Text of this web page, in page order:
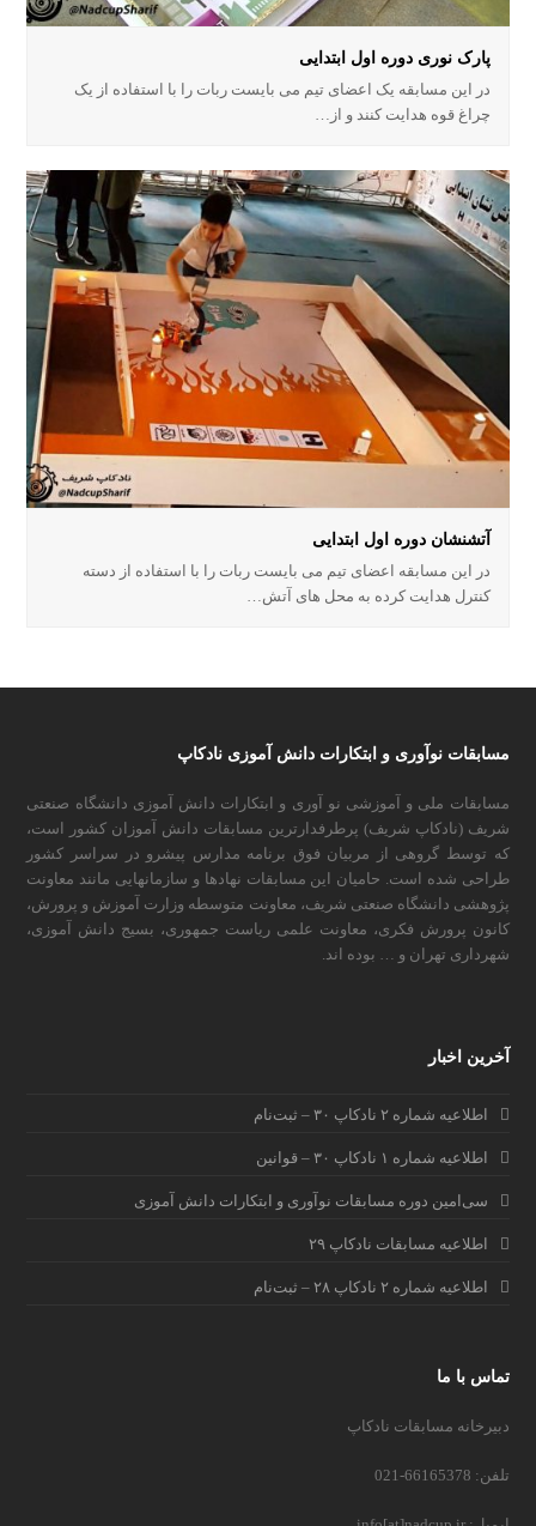
پارک نوری دوره اول ابتدایی
در این مسابقه یک اعضای تیم می بایست ربات را با استفاده از یک
چراغ قوه هدایت کنند و از…
آتشنشان دوره اول ابتدایی
در این مسابقه اعضای تیم می بایست ربات را با استفاده از دسته
کنترل هدایت کرده به محل های آتش…
مسابقات نوآوری و ابتکارات دانش آموزی نادکاپ
مسابقات ملی و آموزشی نو آوری و ابتکارات دانش آموزی دانشگاه صنعتی
شریف (نادکاپ شریف) پرطرفدارترین مسابقات دانش آموزان کشور است،
که توسط گروهی از مربیان فوق برنامه مدارس پیشرو در سراسر کشور
طراحی شده است. حامیان این مسابقات نهادها و سازمانهایی مانند معاونت
پژوهشی دانشگاه صنعتی شریف، معاونت متوسطه وزارت آموزش و پرورش،
کانون پرورش فکری، معاونت علمی ریاست جمهوری، بسیج دانش آموزی،
شهرداری تهران و … بوده اند.
آخرین اخبار
اطلاعیه شماره ۲ نادکاپ ۳۰ – ثبت‌نام
اطلاعیه شماره ۱ نادکاپ ۳۰ – قوانین
سی‌امین دوره مسابقات نوآوری و ابتکارات دانش آموزی
اطلاعیه مسابقات نادکاپ ۲۹
اطلاعیه شماره ۲ نادکاپ ۲۸ – ثبت‌نام
تماس با ما
دبیرخانه مسابقات نادکاپ
تلفن: 66165378-021